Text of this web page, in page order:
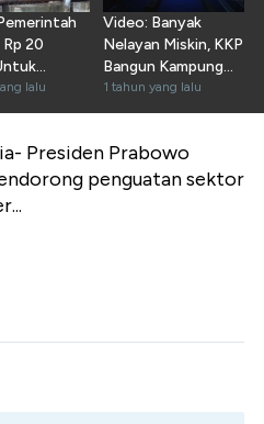
Rp 20
Nelayan
lalu
Video: Banyak
Nelayan Miskin, KKP
Bangun Kampung
Nelayan Modern
1 tahun yang lalu
Presiden Prabowo
penguatan sektor